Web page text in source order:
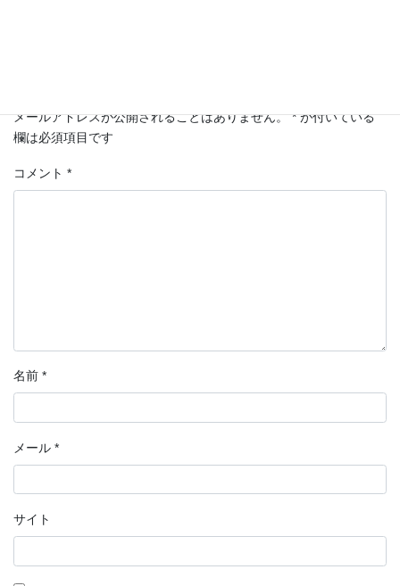
メールアドレスが公開されることはありません。 *が付いている
欄は必須項目です
コメント *
名前 *
メール *
サイト